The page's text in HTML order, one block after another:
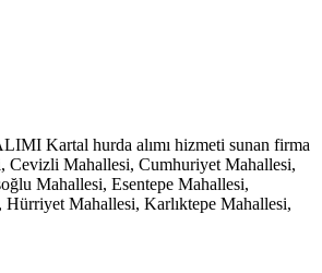
Kartal hurda alımı hizmeti sunan firma
Cevizli Mahallesi, Cumhuriyet Mahallesi,
Mahallesi, Esentepe Mahallesi,
Hürriyet Mahallesi, Karlıktepe Mahallesi,